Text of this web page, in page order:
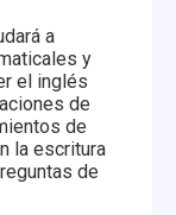
a
y
el inglés
de
de
la escritura
de